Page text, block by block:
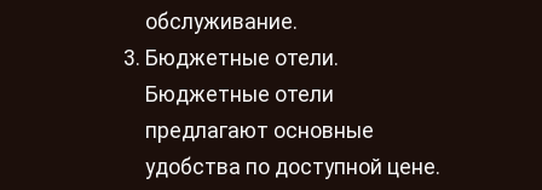
обслуживание.
Бюджетные отели.
Бюджетные отели
предлагают основные
удобства по доступной цене.